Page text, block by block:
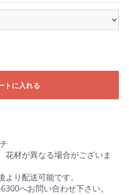
トに入れる
花材が異なる場合がございま
り配送可能です。
へお問い合わせ下さい。